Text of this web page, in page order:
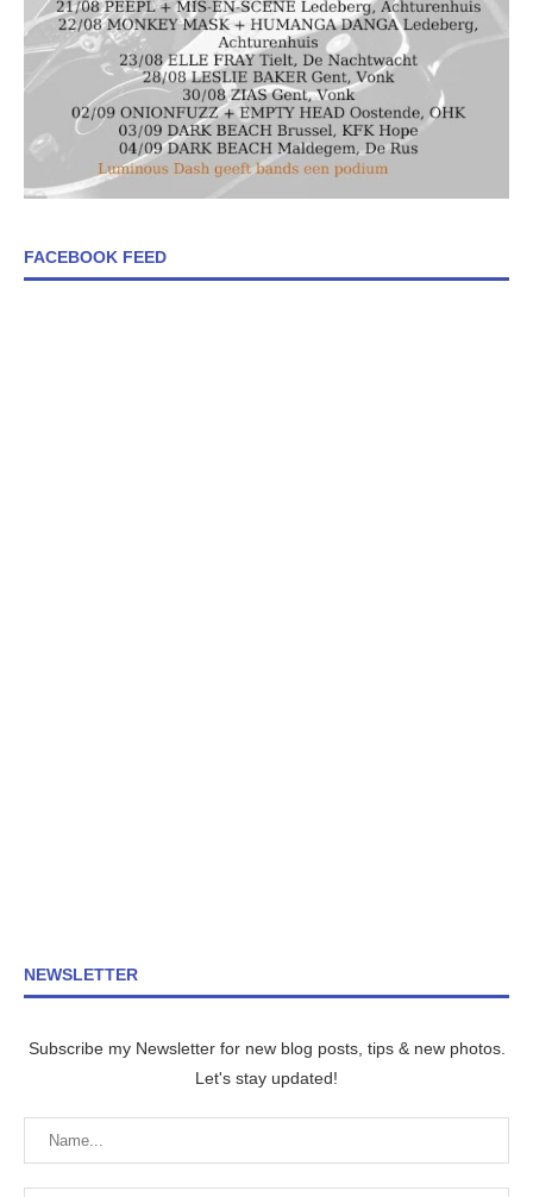
FACEBOOK FEED
NEWSLETTER
Subscribe my Newsletter for new blog posts, tips & new photos.
Let's stay updated!